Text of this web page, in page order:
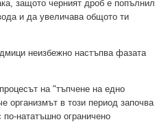
защото черният дроб е попълнил
и да увеличава общото ти
неизбежно настъпва фазата
на "тъпчене на едно
организмът в този период започва
нататъшно ограничено